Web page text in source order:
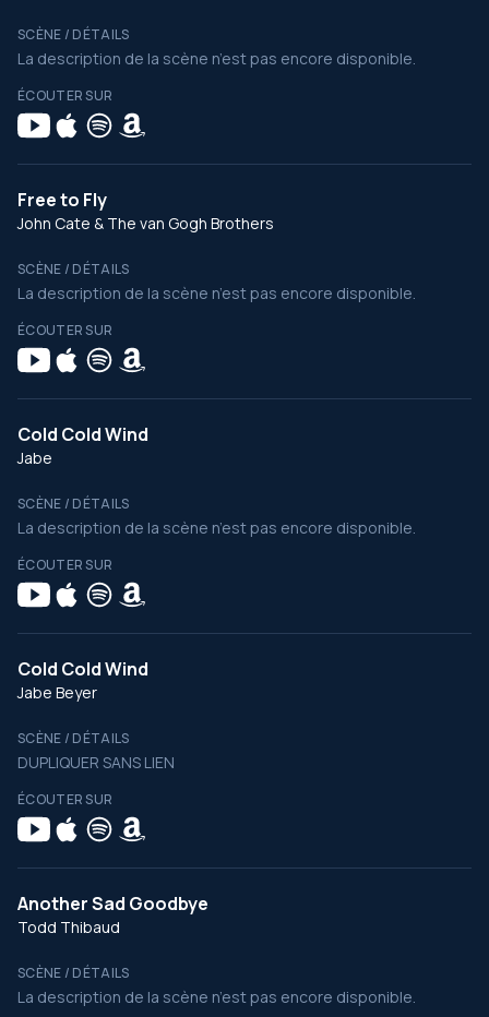
SCÈNE / DÉTAILS
La description de la scène n’est pas encore disponible.
ÉCOUTER SUR
Free to Fly
John Cate & The van Gogh Brothers
SCÈNE / DÉTAILS
La description de la scène n’est pas encore disponible.
ÉCOUTER SUR
Cold Cold Wind
Jabe
SCÈNE / DÉTAILS
La description de la scène n’est pas encore disponible.
ÉCOUTER SUR
Cold Cold Wind
Jabe Beyer
SCÈNE / DÉTAILS
DUPLIQUER SANS LIEN
ÉCOUTER SUR
Another Sad Goodbye
Todd Thibaud
SCÈNE / DÉTAILS
La description de la scène n’est pas encore disponible.